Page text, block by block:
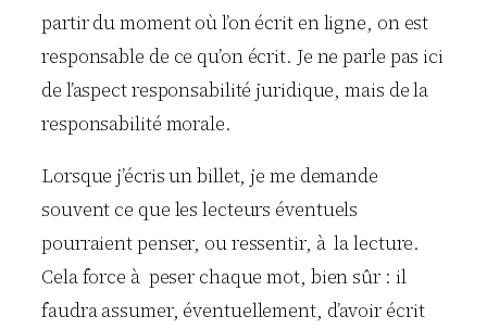
partir du moment où l’on écrit en ligne, on est
responsable de ce qu’on écrit. Je ne parle pas ici
de l’aspect responsabilité juridique, mais de la
responsabilité morale.
Lorsque j’écris un billet, je me demande
souvent ce que les lecteurs éventuels
pourraient penser, ou ressentir, à la lecture.
Cela force à peser chaque mot, bien sûr : il
faudra assumer, éventuellement, d’avoir écrit